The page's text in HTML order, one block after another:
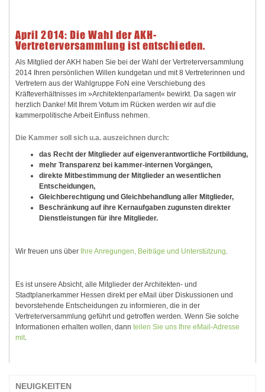
April 2014: Die Wahl der AKH-
Vertreterversammlung ist entschieden.
Als Mitglied der AKH haben Sie bei der Wahl der Vertreterversammlung
2014 Ihren persönlichen Willen kundgetan und mit 8 Vertreterinnen und
Vertretern aus der Wahlgruppe FoN eine Verschiebung des
Kräfteverhältnisses im »Architektenparlament« bewirkt. Da sagen wir
herzlich Danke! Mit Ihrem Votum im Rücken werden wir auf die
kammerpolitische Arbeit Einfluss nehmen.
Die Kammer soll sich u.a. auszeichnen durch:
das Recht der Mitglieder auf eigenverantwortliche Fortbildung,
mehr Transparenz bei kammer-internen Vorgängen,
direkte Mitbestimmung der Mitglieder an wesentlichen
Entscheidungen,
Gleichberechtigung und Gleichbehandlung aller Mitglieder,
Beschränkung auf ihre Kernaufgaben zugunsten direkter
Dienstleistungen für ihre Mitglieder.
Wir freuen uns über Ihre Anregungen, Beiträge und Unterstützung.
Es ist unsere Absicht, alle Mitglieder der Architekten- und
Stadtplanerkammer Hessen direkt per eMail über Diskussionen und
bevorstehende Entscheidungen zu informieren, die in der
Vertreterversammlung geführt und getroffen werden. Wenn Sie solche
Informationen erhalten wollen, dann teilen Sie uns Ihre eMail-Adresse
mit.
NEUIGKEITEN